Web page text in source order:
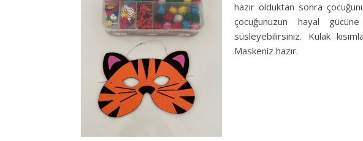
hazır olduktan sonra
çocuğunuzun hayal
süsleyebilirsiniz. Kulak
Maskeniz hazır.